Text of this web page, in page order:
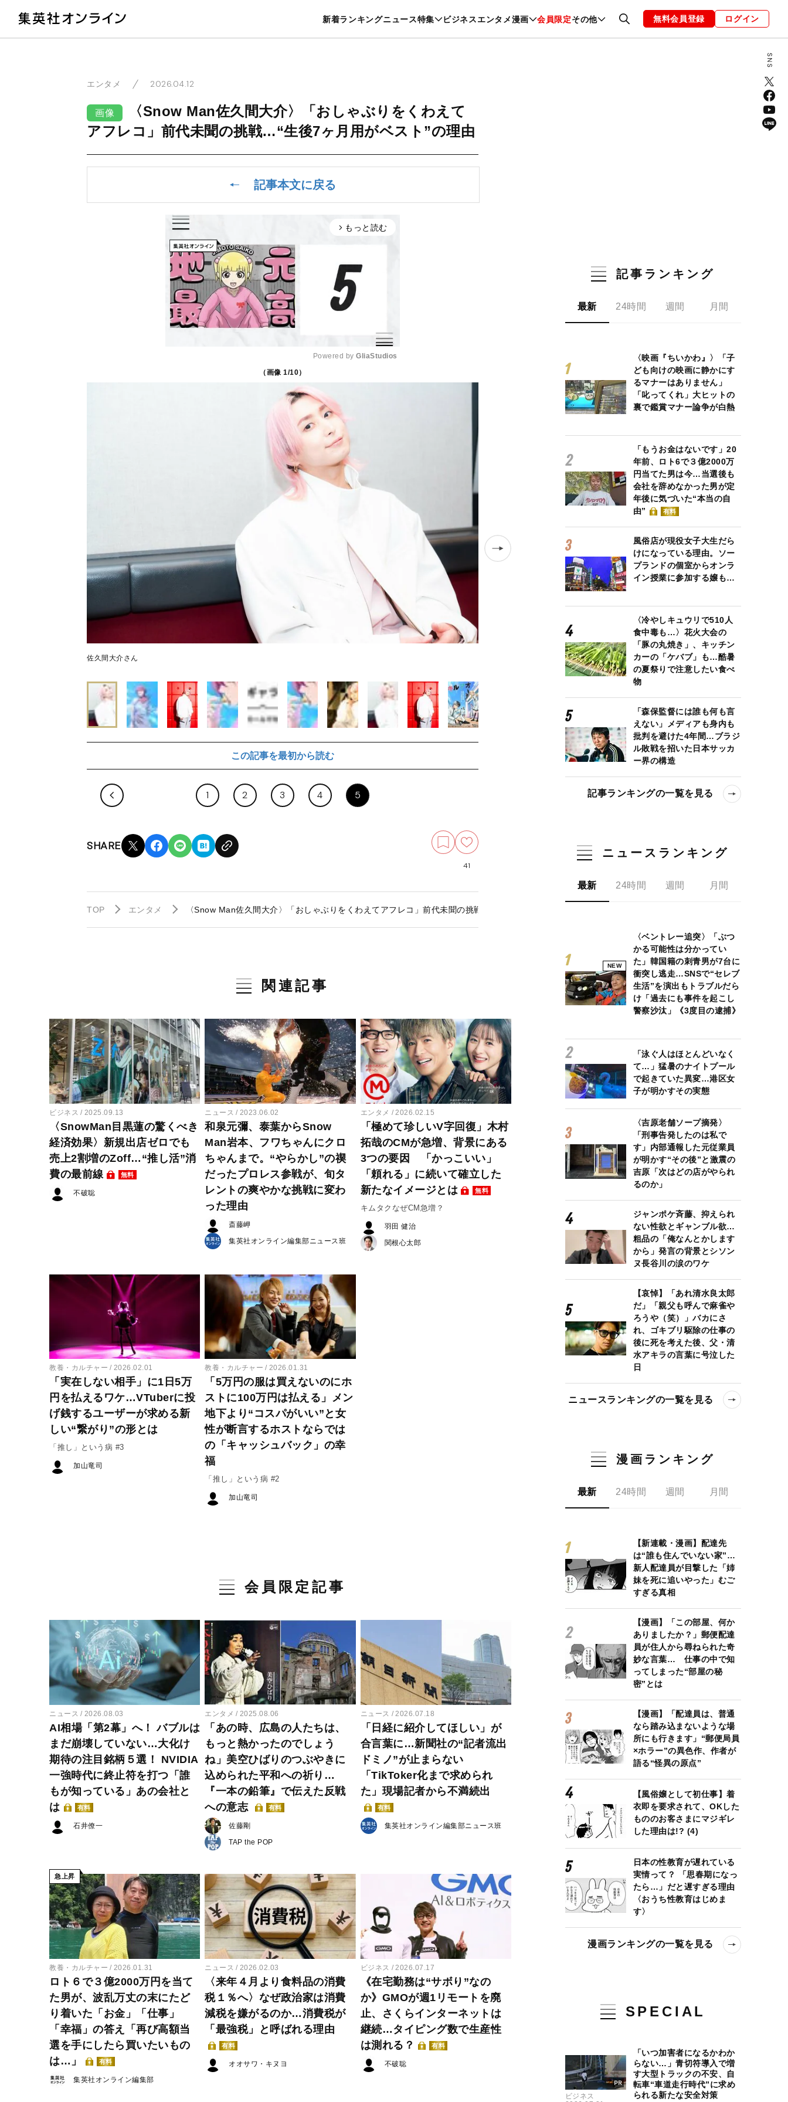
新着ランキングニュース特集 ビジネスエンタメ漫画 会員限定その他
暮らし スポーツ ヘルスケア 美容 グルメ ファッション 恋愛・結婚 編集部 お知らせ
無料会員登録 ログイン
エンタメ 2026.04.12
画像
〈Snow Man佐久間大介〉「おしゃぶりをくわえて
アフレコ」前代未聞の挑戦…“生後7ヶ月用がベスト”の理由
記事本文に戻る
arrow_forward_ios もっと読む
Powered by GliaStudios
（画像1/10）
佐久間大介さん
『キルアオ』で佐久間さんが声優を演じた登場人物シン
この記事を最初から読む
1 2 3 4 5
SHARE
41
TOP エンタメ 〈Snow Man佐久間大介〉「おしゃぶりをくわえてアフレコ」前代未聞の挑戦…“生後7ヶ月用がベスト”の理由
関連記事
ビジネス 2025.09.13
〈SnowMan目黒蓮の驚くべき
経済効果〉新規出店ゼロでも
売上2割増のZoff…“推し活”消
費の最前線
無料
不破聡
ニュース 2023.06.02
和泉元彌、泰葉からSnow
Man岩本、フワちゃんにクロ
ちゃんまで。“やらかし”の禊
だったプロレス参戦が、旬タ
レントの爽やかな挑戦に変わ
った理由
斎藤岬
集英社オンライン編集部ニュース班
エンタメ 2026.02.15
「極めて珍しいV字回復」木村
拓哉のCMが急増、背景にある
3つの要因 「かっこいい」
「頼れる」に続いて確立した
新たなイメージとは
無料
キムタクなぜCM急増？
羽田 健治
関根心太郎
教養・カルチャー 2026.02.01
「実在しない相手」に1日5万
円を払えるワケ…VTuberに投
げ銭するユーザーが求める新
しい“繋がり”の形とは
「推し」という病 #3
加山竜司
教養・カルチャー 2026.01.31
「5万円の服は買えないのにホ
ストに100万円は払える」メン
地下より“コスパがいい”と女
性が断言するホストならでは
の「キャッシュバック」の幸
福
「推し」という病 #2
加山竜司
会員限定記事
ニュース 2026.08.03
AI相場「第2幕」へ！ バブルは
まだ崩壊していない…大化け
期待の注目銘柄５選！ NVIDIA
一強時代に終止符を打つ「誰
もが知っている」あの会社と
は
有料
石井僚一
エンタメ 2025.08.06
「あの時、広島の人たちは、
もっと熱かったのでしょう
ね」美空ひばりのつぶやきに
込められた平和への祈り…
『一本の鉛筆』で伝えた反戦
への意志
有料
佐藤剛
TAP the POP
ニュース 2026.07.18
「日経に紹介してほしい」が
合言葉に…新聞社の“記者流出
ドミノ”が止まらない
「TikToker化まで求められ
た」現場記者から不満続出
有料
集英社オンライン編集部ニュース班
急上昇
教養・カルチャー 2026.01.31
ロト６で３億2000万円を当て
た男が、波乱万丈の末にたど
り着いた「お金」「仕事」
「幸福」の答え「再び高額当
選を手にしたら買いたいもの
は…」
有料
集英社オンライン編集部
ニュース 2026.02.03
〈来年４月より食料品の消費
税１％へ〉なぜ政治家は消費
減税を嫌がるのか…消費税が
「最強税」と呼ばれる理由
有料
オオサワ・キヌヨ
ビジネス 2026.07.17
《在宅勤務は“サボり”なの
か》GMOが週1リモートを廃
止、さくらインターネットは
継続…タイピング数で生産性
は測れる？
有料
不破聡
記事ランキング
最新 24時間 週間 月間
〈映画『ちいかわ』〉「子
ども向けの映画に静かにす
るマナーはありません」
「叱ってくれ」大ヒットの
裏で鑑賞マナー論争が白熱
「もうお金はないです」20
年前、ロト6で３億2000万
円当てた男は今…当選後も
会社を辞めなかった男が定
年後に気づいた“本当の自
由”
有料
風俗店が現役女子大生だら
けになっている理由。ソー
プランドの個室からオンラ
イン授業に参加する嬢も…
〈冷やしキュウリで510人
食中毒も…〉花火大会の
「豚の丸焼き」、キッチン
カーの「ケバブ」も…酷暑
の夏祭りで注意したい食べ
物
「森保監督には誰も何も言
えない」メディアも身内も
批判を避けた4年間…ブラジ
ル敗戦を招いた日本サッカ
ー界の構造
記事ランキングの一覧を見る
ニュースランキング
最新 24時間 週間 月間
NEW
〈ベントレー追突〉「ぶつ
かる可能性は分かってい
た」韓国籍の刺青男が7台に
衝突し逃走…SNSで“セレブ
生活”を演出もトラブルだら
け「過去にも事件を起こし
警察沙汰」《3度目の逮捕》
「泳ぐ人はほとんどいなく
て…」猛暑のナイトプール
で起きていた異変…港区女
子が明かすその実態
〈吉原老舗ソープ摘発〉
「刑事告発したのは私で
す」内部通報した元従業員
が明かす“その後”と激震の
吉原「次はどの店がやられ
るのか」
ジャンポケ斉藤、抑えられ
ない性欲とギャンブル欲…
粗品の「俺なんとかします
から」発言の背景とシソン
ヌ長谷川の涙のワケ
【哀悼】「あれ清水良太郎
だ」「親父も呼んで麻雀や
ろうや（笑）」バカにさ
れ、ゴキブリ駆除の仕事の
後に死を考えた後、父・清
水アキラの言葉に号泣した
日
ニュースランキングの一覧を見る
漫画ランキング
最新 24時間 週間 月間
【新連載・漫画】配達先
は“誰も住んでいない家”…
新人配達員が目撃した「姉
妹を死に追いやった」むご
すぎる真相
【漫画】「この部屋、何か
ありましたか？」郵便配達
員が住人から尋ねられた奇
妙な言葉… 仕事の中で知
ってしまった“部屋の秘
密”とは
【漫画】「配達員は、普通
なら踏み込まないような場
所にも行きます」“郵便局員
×ホラー”の異色作、作者が
語る“怪異の原点”
【風俗嬢として初仕事】着
衣即を要求されて、OKした
もののお客さまにマジギレ
した理由は!? (4)
日本の性教育が遅れている
実情って？ 「思春期になっ
たら…」だと遅すぎる理由
〈おうち性教育はじめま
す〉
漫画ランキングの一覧を見る
SPECIAL
ビジネス
「いつ加害者になるかわか
らない…」青切符導入で増
す大型トラックの不安、自
転車“車道走行時代”に求め
られる新たな安全対策